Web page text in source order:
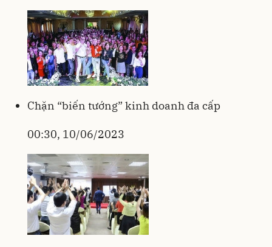
Chặn “biến tướng” kinh doanh đa cấp
00:30, 10/06/2023